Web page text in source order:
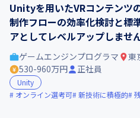
Unityを用いたVRコンテンツ
制作フローの効率化検討と標
アとしてレベルアップしませ
ゲームエンジンプログラマ
東
530-960万円
正社員
Unity
オンライン選考可 新技術に積極的